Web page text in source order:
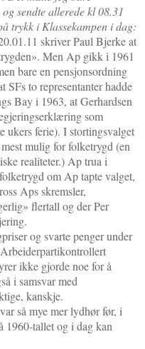
sendte allerede kl 08.31
trykk i Klassekampen i dag:
skriver Paul Bjerke at
Men Ap gikk i 1961
bare en pensjonsordning
SFs to representanter hadde
Bay i 1963, at Gerhardsen
som
ukers ferie). I stortingsvalget
mulig for folketrygd (en
realiteter.) Ap trua i
om Ap tapte valget,
Aps skremsler,
flertall og der Per
og svarte penger under
ikke gjorde noe for å
i samsvar med
kanskje.
så mye mer lydhør før, i
1960-tallet og i dag kan